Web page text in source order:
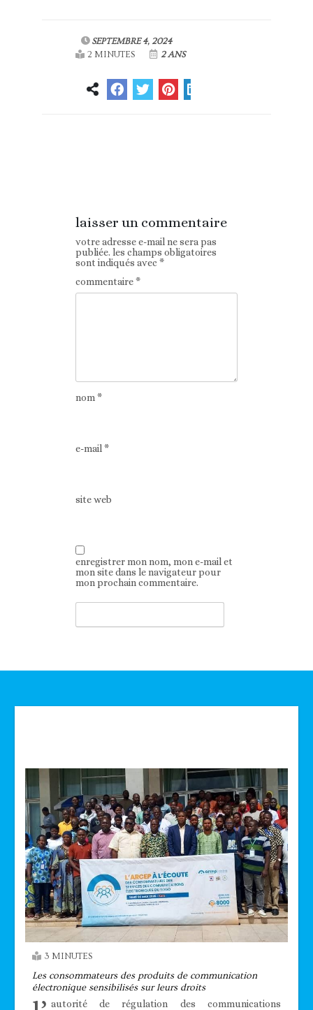
SEPTEMBRE 4, 2024
2 MINUTES
2 ANS
laisser un commentaire
votre adresse e-mail ne sera pas
publiée. les champs obligatoires
sont indiqués avec*
commentaire*
nom*
e-mail*
site web
enregistrer mon nom, mon e-mail et
mon site dans le navigateur pour
mon prochain commentaire.
3 MINUTES
Les consommateurs des produits de communication
électronique sensibilisés sur leurs droits
autorité de régulation des communications